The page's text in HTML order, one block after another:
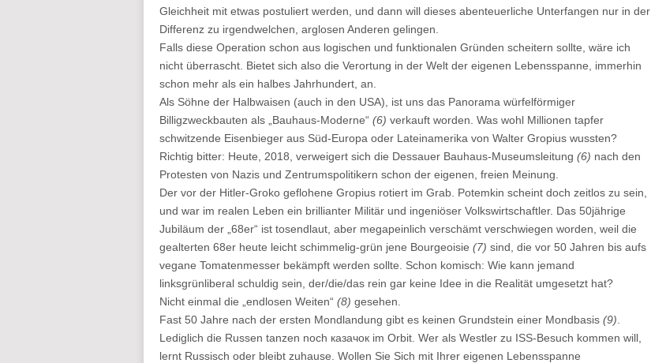
Gleichheit mit etwas postuliert werden, und dann will dieses abenteuerliche Unterfangen nur in der
Differenz zu irgendwelchen, arglosen Anderen gelingen.
Falls diese Operation schon aus logischen und funktionalen Gründen scheitern sollte, wäre ich
nicht überrascht. Bietet sich also die Verortung in der Welt der eigenen Lebensspanne, immerhin
schon mehr als ein halbes Jahrhundert, an.
Als Söhne der Halbwaisen (auch in den USA), ist uns das Panorama würfelförmiger
Billigzweckbauten als „Bauhaus-Moderne“ (6) verkauft worden. Was wohl Millionen tapfer
schwitzende Eisenbieger aus Süd-Europa oder Lateinamerika von Walter Gropius wussten?
Richtig bitter: Heute, 2018, verweigert sich die Dessauer Bauhaus-Museumsleitung (6) nach den
Protesten von Nazis und Zentrumspolitikern schon der eigenen, freien Meinung.
Der vor der Hitler-Groko geflohene Gropius rotiert im Grab. Potemkin scheint doch zeitlos zu sein,
und war im realen Leben ein brillianter Militär und ingeniöser Volkswirtschaftler. Das 50jährige
Jubiläum der „68er“ ist tosendlaut, aber megapeinlich verschämt verschwiegen worden, weil die
gealterten 68er heute leicht schimmelig-grün jene Bourgeoisie (7) sind, die vor 50 Jahren bis aufs
vegane Tomatenmesser bekämpft werden sollte. Schon komisch: Wie kann jemand
linksgrünliberal schuldig sein, der/die/das rein gar keine Idee in die Realität umgesetzt hat?
Nicht einmal die „endlosen Weiten“ (8) gesehen.
Fast 50 Jahre nach der ersten Mondlandung gibt es keinen Grundstein einer Mondbasis (9)
Lediglich die Russen tanzen noch казачок im Orbit. Wer als Westler zu ISS-Besuch kommen will,
lernt Russisch oder bleibt zuhause. Wollen Sie Sich mit Ihrer eigenen Lebensspanne